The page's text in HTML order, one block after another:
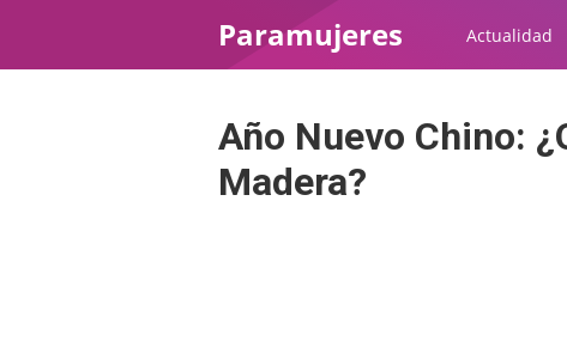
Paramujeres Actualidad
Año Nuevo Chino:
Madera?